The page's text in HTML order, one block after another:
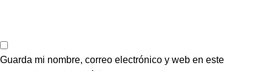
Guarda mi nombre, correo electrónico y web en este